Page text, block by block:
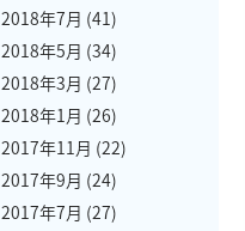
2018年7月 (41)
2018年5月 (34)
2018年3月 (27)
2018年1月 (26)
2017年11月 (22)
2017年9月 (24)
2017年7月 (27)